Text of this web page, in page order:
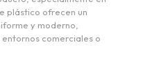
plástico ofrecen un
y moderno,
comerciales o